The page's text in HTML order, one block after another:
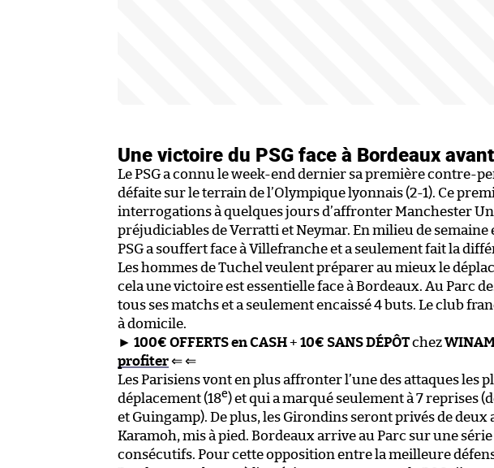
Une victoire du PSG face à Bordeaux
Le PSG a connu le week-end dernier sa première contre-
défaite sur le terrain de l’Olympique lyonnais (2-1). Ce
interrogations à quelques jours d’affronter Manchester
préjudiciables de Verratti et Neymar. En milieu de semaine
PSG a souffert face à Villefranche et a seulement fait la
Les hommes de Tuchel veulent préparer au mieux le
cela une victoire est essentielle face à Bordeaux. Au Parc
tous ses matchs et a seulement encaissé 4 buts. Le club
à domicile.
► 100€ OFFERTS en CASH+ 10€ SANS DÉPÔTchez
profiter⇐ ⇐
Les Parisiens vont en plus affronter l’une des attaques les
déplacement (18e) et qui a marqué seulement à 7 reprises
et Guingamp). De plus, les Girondins seront privés de deux
Karamoh, mis à pied. Bordeaux arrive au Parc sur une
consécutifs. Pour cette opposition entre la meilleure